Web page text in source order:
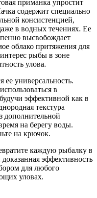
приманка упростит
содержит специально
консистенцией,
в водных течениях. Ее
высвобождает
облако притяжения для
рыбы в зоне
улова.
универсальность.
в
эффективной как в
текстура
дополнительной
на берегу воды.
на крючок.
каждую рыбалку в
эффективность
для любого
уловах.